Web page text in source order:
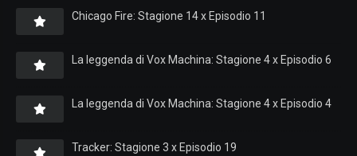
Chicago Fire: Stagione 14 x Episodio 11
La leggenda di Vox Machina: Stagione 4 x Episodio 6
La leggenda di Vox Machina: Stagione 4 x Episodio 4
Tracker: Stagione 3 x Episodio 19